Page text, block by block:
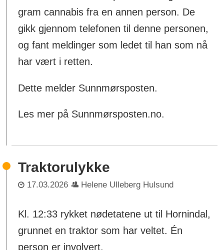
gram cannabis fra en annen person. De
gikk gjennom telefonen til denne personen,
og fant meldinger som ledet til han som nå
har vært i retten.
Dette melder Sunnmørsposten.
Les mer på Sunnmørsposten.no.
Traktorulykke
17.03.2026 Helene Ulleberg Hulsund
Kl. 12:33 rykket nødetatene ut til Hornindal,
grunnet en traktor som har veltet. Én
person er involvert.